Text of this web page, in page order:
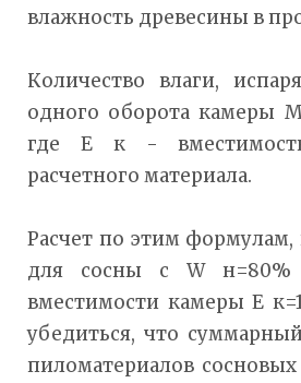
влажность древесины в
Количество влаги,
одного оборота камеры
где Е к -
расчетного материала.
Расчет по этим
для сосны с W
вместимости камеры Е
убедиться, что
пиломатериалов